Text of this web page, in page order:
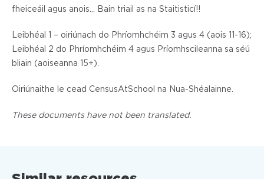
fheiceáil agus anois… Bain triail as na Staitisticí!!
Leibhéal 1 – oiriúnach do Phríomhchéim 3 agus 4 (aois 11-16);
Leibhéal 2 do Phríomhchéim 4 agus Príomhscileanna sa séú
bliain (aoiseanna 15+).
Oiriúnaithe le cead CensusAtSchool na Nua-Shéalainne.
These documents have not been translated.